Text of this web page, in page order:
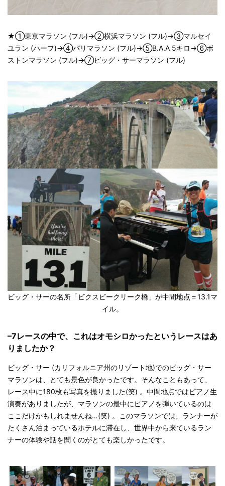
★①東京マラソン (フル)→②横浜マラソン (フル)→③マルセイ
ユラン (ハーフ)→④パリマラソン (フル)→⑤B.A.A 5キロ→⑥ボ
ストンマラソン (フル)→⑦ビッグ・サーマラソン (フル)
ビッグ・サーの名所「ビクスビークリーク橋」が中間地点＝13.1マ
イル。
–7レースの中で、これはオモシロかったというレースはあ
りましたか？
ビッグ・サー (カリフォルニア州のリゾート地)でのビッグ・サー
マラソンは、とても景色が良かったです。そんなこともあって、
レース中に180枚も写真を撮りました(笑) 。中間地点ではピアノ生
演奏がありましたが、マラソンの最中にピアノを弾いているのは
ここだけかもしれませんね…(笑) 。このマラソンでは、ランナーが
たくさん泊まっているホテルに滞在し、世界中から来ているラン
ナーの体験や話を聞くのがとても楽しかったです。